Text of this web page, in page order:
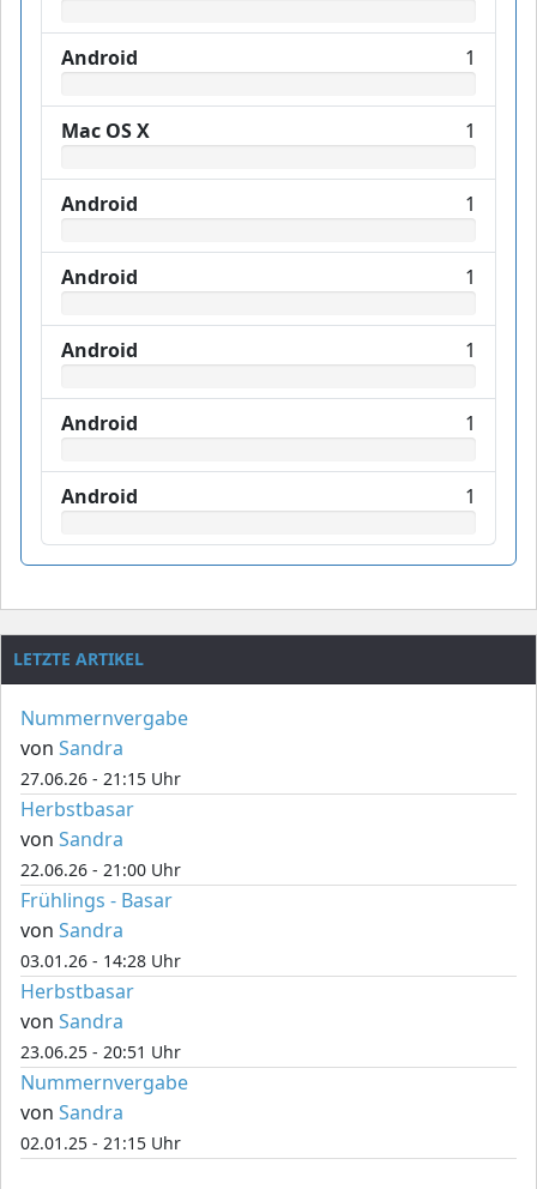
Android 1
Mac OS X 1
Android 1
Android 1
Android 1
Android 1
Android 1
LETZTE ARTIKEL
Nummernvergabe
von Sandra
27.06.26 - 21:15 Uhr
Herbstbasar
von Sandra
22.06.26 - 21:00 Uhr
Frühlings - Basar
von Sandra
03.01.26 - 14:28 Uhr
Herbstbasar
von Sandra
23.06.25 - 20:51 Uhr
Nummernvergabe
von Sandra
02.01.25 - 21:15 Uhr